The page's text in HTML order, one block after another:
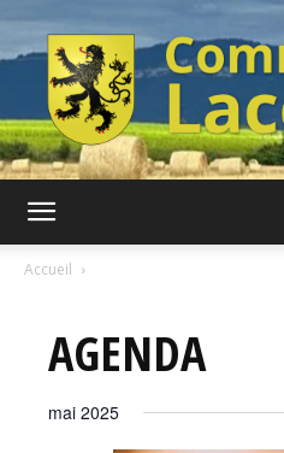
Accueil
AGENDA
mai 2025